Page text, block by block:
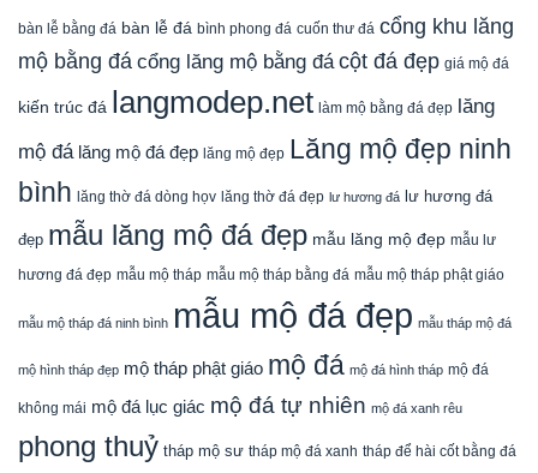
bàn lễ bằng đá bàn lễ đá bình phong đá cuốn thư đá cổng khu lăng
mộ bằng đá cổng lăng mộ bằng đá cột đá đẹp giá mộ đá
kiến trúc đá langmodep.net làm mộ bằng đá đẹp lăng
mộ đá lăng mộ đá đẹp lăng mộ đẹp Lăng mộ đẹp ninh
bình lăng thờ đá dòng họv lăng thờ đá đẹp lư hương đá lư hương đá
đẹp mẫu lăng mộ đá đẹp mẫu lăng mộ đẹp mẫu lư
hương đá đẹp mẫu mộ tháp mẫu mộ tháp bằng đá mẫu mộ tháp phật giáo
mẫu mộ tháp đá ninh bình mẫu mộ đá đẹp mẫu tháp mộ đá
mộ hình tháp đẹp mộ tháp phật giáo mộ đá mộ đá hình tháp mộ đá
không mái mộ đá lục giác mộ đá tự nhiên mộ đá xanh rêu
phong thuỷ tháp mộ sư tháp mộ đá xanh tháp để hài cốt bằng đá